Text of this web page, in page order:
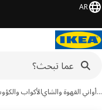
AR
القهوة والشايالأكواب والكؤوس